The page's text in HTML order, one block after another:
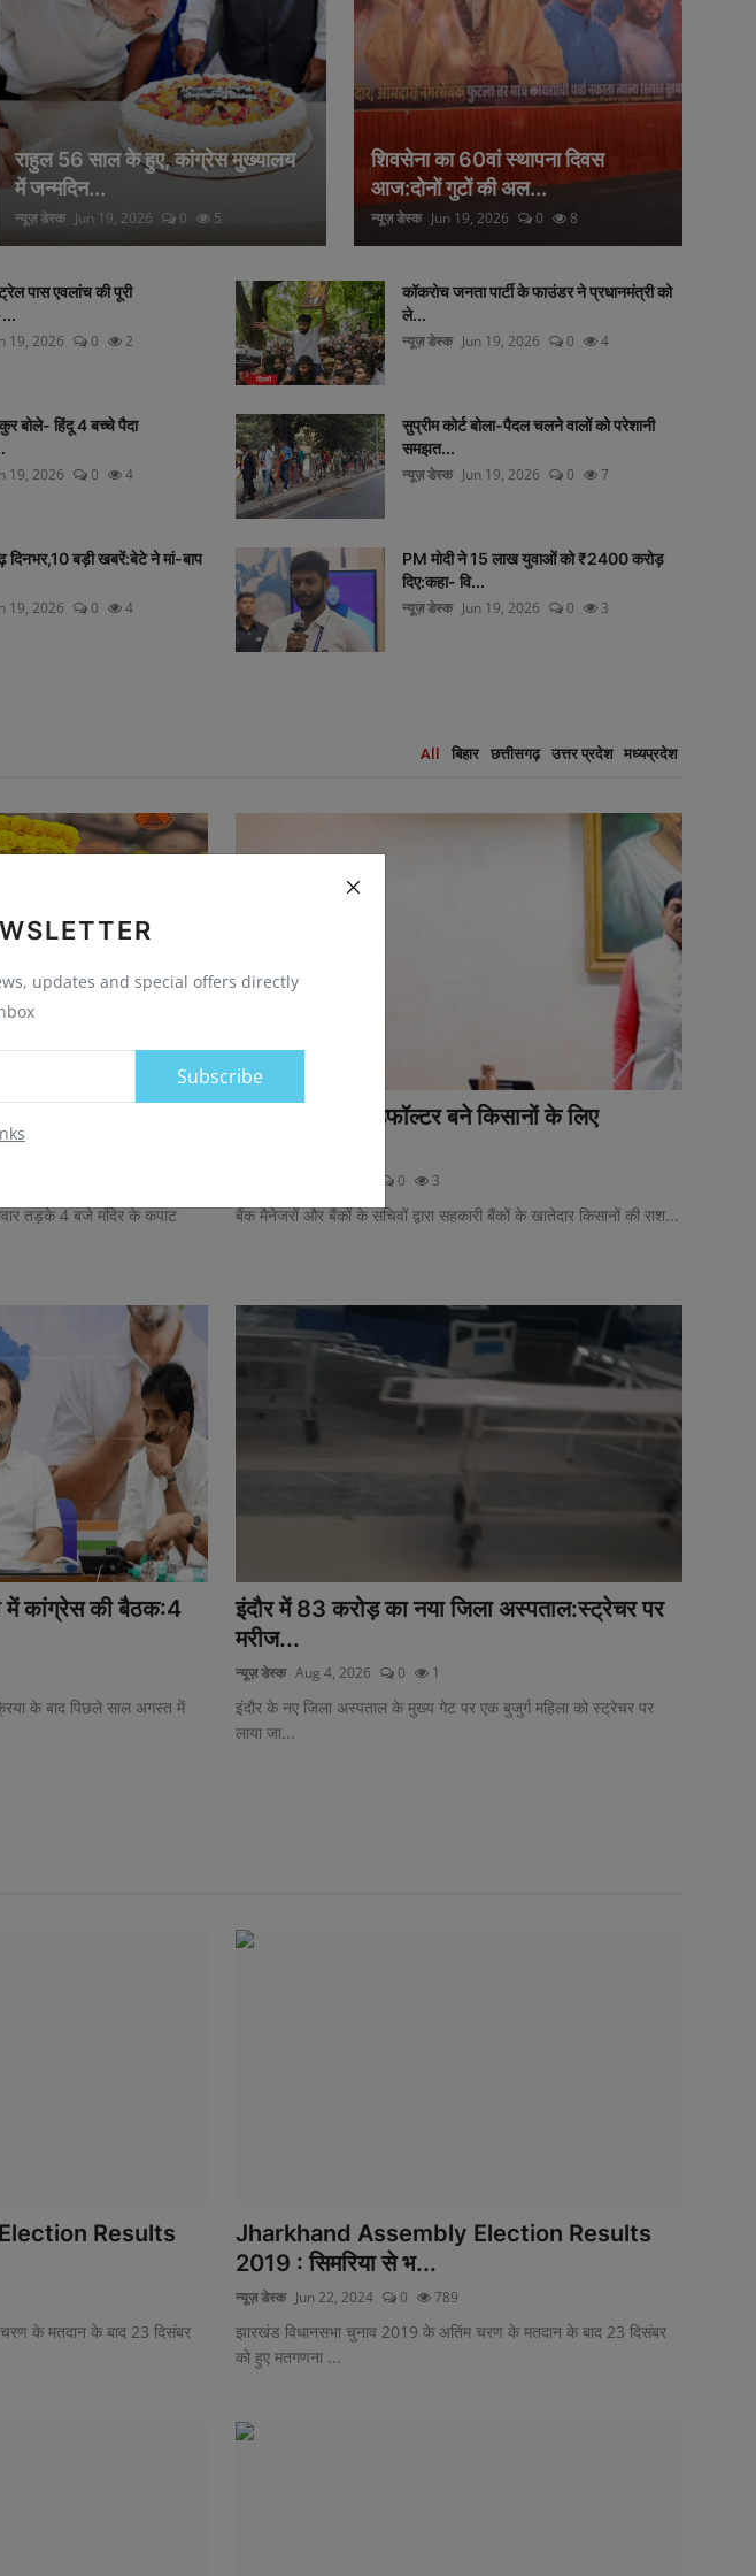
updates and special offers directly
Subscribe
राहुल 56 साल के हुए, कांग्रेस मुख्यालय
में जन्मदिन...
न्यूज़ डेस्क Jun 19, 2026 0 5
शिवसेना का 60वां स्थापना दिवस
आज:दोनों गुटों की अल...
न्यूज़ डेस्क Jun 19, 2026 0 8
पास एवलांच की पूरी
...
19, 2026 0 2
कॉकरोच जनता पार्टी के फाउंडर ने प्रधानमंत्री को
ले...
न्यूज़ डेस्क Jun 19, 2026 0 4
बोले- हिंदू 4 बच्चे पैदा
19, 2026 0 4
सुप्रीम कोर्ट बोला-पैदल चलने वालों को परेशानी
समझत...
न्यूज़ डेस्क Jun 19, 2026 0 7
दिनभर,10 बड़ी खबरें:बेटे ने मां-बाप
19, 2026 0 4
PM मोदी ने 15 लाख युवाओं को ₹2400 करोड़
दिए:कहा- वि...
न्यूज़ डेस्क Jun 19, 2026 0 3
All बिहार छत्तीसगढ़ उत्तर प्रदेश मध्यप्रदेश
तड़के 4 बजे मंदिर के कपाट
बकाया जमा कर डिफॉल्टर बने किसानों के लिए
0 3
बैंक मैनेजरों और बैंकों के सचिवों द्वारा सहकारी बैंकों के खातेदार किसानों की राश...
में कांग्रेस की बैठक:4
के बाद पिछले साल अगस्त में
इंदौर में 83 करोड़ का नया जिला अस्पताल:स्ट्रेचर पर
मरीज...
न्यूज़ डेस्क Aug 4, 2026 0 1
इंदौर के नए जिला अस्पताल के मुख्य गेट पर एक बुजुर्ग महिला को स्ट्रेचर पर
लाया जा...
Results
के मतदान के बाद 23 दिसंबर
Jharkhand Assembly Election Results
2019 : सिमरिया से भ...
न्यूज़ डेस्क Jun 22, 2024 0 789
झारखंड विधानसभा चुनाव 2019 के अतिंम चरण के मतदान के बाद 23 दिसंबर
को हुए मतगणना ...